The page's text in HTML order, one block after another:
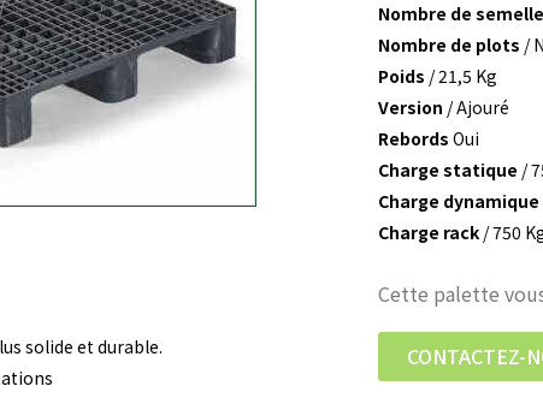
solide et durable.
Nombre de
Nombre de plots /
Poids / 21,5 Kg
Version / Ajouré
Rebords Oui
Charge statique /
Charge dynamique
Charge rack/ 750
Cette palette
CONTACTEZ-